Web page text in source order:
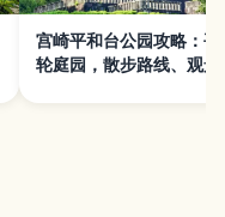
宫崎平和台公园攻略：平
轮庭园，散步路线、观景